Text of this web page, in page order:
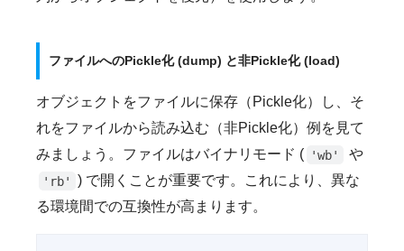
ファイルへのPickle化 (dump) と非Pickle化 (load)
オブジェクトをファイルに保存（Pickle化）し、そ
れをファイルから読み込む（非Pickle化）例を見て
みましょう。ファイルはバイナリモード (
'wb' や
'rb'
) で開くことが重要です。これにより、異な
る環境間での互換性が高まります。